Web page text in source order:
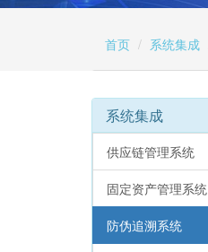
首页 系统集成
系统集成
供应链管理系统
固定资产管理系统
防伪追溯系统